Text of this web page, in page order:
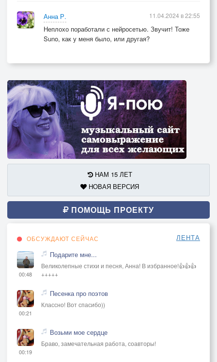
Анна Р.
Неплохо поработали с нейросетью. Звучит! Тоже
Suno, как у меня было, или другая?
11.04.2024 в 22:55
НАМ 15 ЛЕТ
НОВАЯ ВЕРСИЯ
ПОМОЩЬ ПРОЕКТУ
ОБСУЖДАЮТ СЕЙЧАС ЛЕНТА
00:48
Подарите мне...
Великолепные стихи и песня, Анна! В избранное!👍👍👍
+++++
00:21
Песенка про поэтов
Классно! Вот спасибо))
00:19
Возьми мое сердце
Браво, замечательная работа, соавторы!